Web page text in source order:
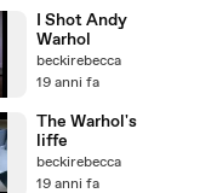
I Shot Andy
Warhol
beckirebecca
19 anni fa
The Warhol's
liffe
beckirebecca
19 anni fa